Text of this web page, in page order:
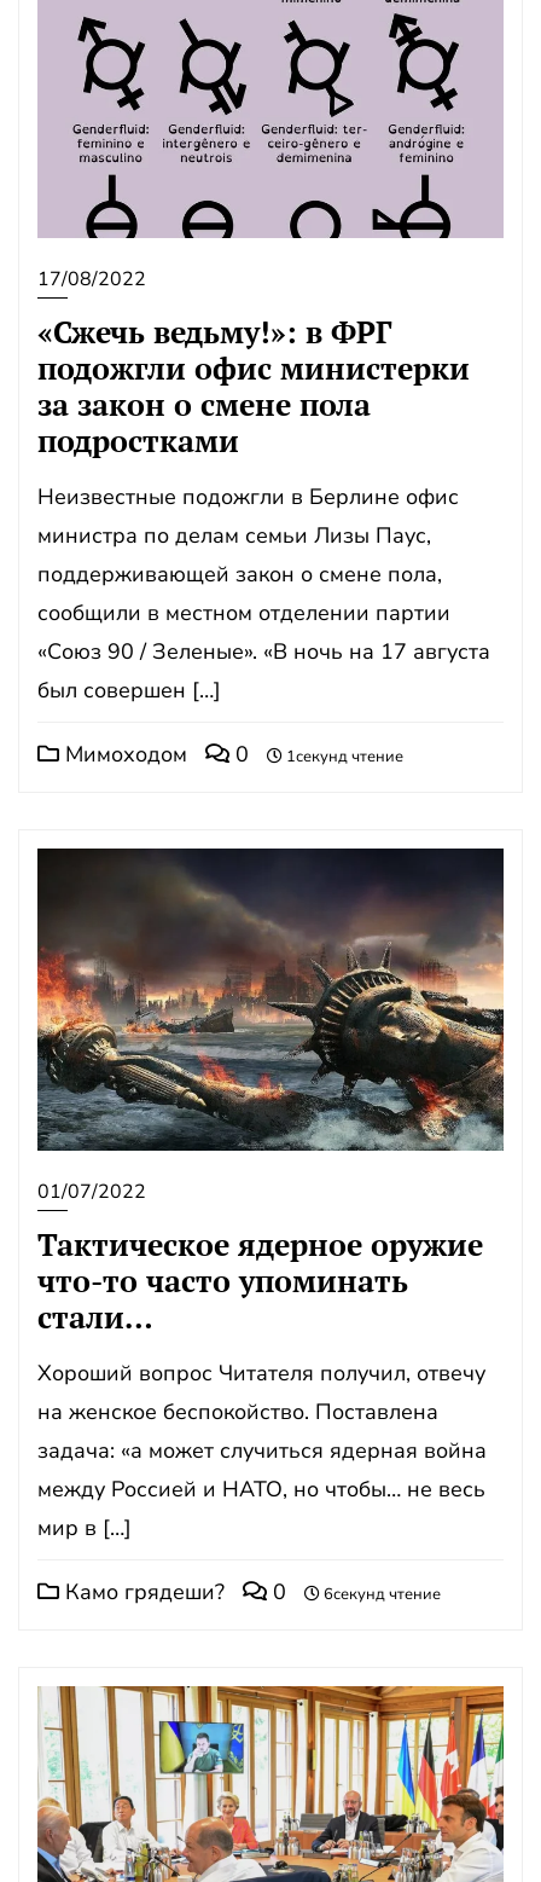
17/08/2022
«Сжечь ведьму!»: в ФРГ
подожгли офис министерки
за закон о смене пола
подростками
Неизвестные подожгли в Берлине офис
министра по делам семьи Лизы Паус,
поддерживающей закон о смене пола,
сообщили в местном отделении партии
«Союз 90 / Зеленые». «В ночь на 17 августа
был совершен […]
Мимоходом 0 1секунд чтение
01/07/2022
Тактическое ядерное оружие
что-то часто упоминать
стали…
Хороший вопрос Читателя получил, отвечу
на женское беспокойство. Поставлена
задача: «а может случиться ядерная война
между Россией и НАТО, но чтобы… не весь
мир в […]
Камо грядеши? 0 6секунд чтение